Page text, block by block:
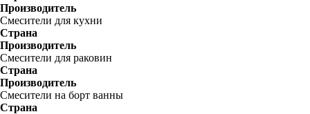
Производитель
Смесители для кухни
Страна
Производитель
Смесители для раковин
Страна
Производитель
Смесители на борт ванны
Страна